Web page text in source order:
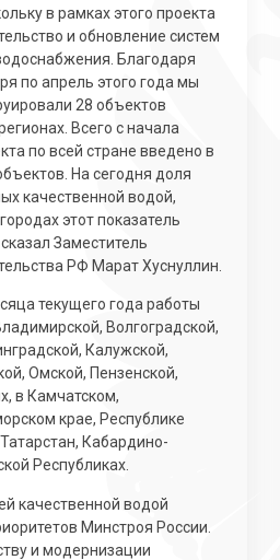
в рамках этого проекта
и обновление систем
Благодаря
по апрель этого года мы
28 объектов
Всего с начала
по всей стране введено в
На сегодня доля
качественной водой,
этот показатель
Заместитель
РФ Марат Хуснуллин.
текущего года работы
Волгоградской,
Калужской,
Омской, Пензенской,
в Камчатском,
крае, Республике
Кабардино-
Республиках.
качественной водой
Минстроя России.
и модернизации